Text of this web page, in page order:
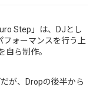
Step」は、DJとし
フォーマンスを⾏う上
ら制作。
が、Dropの後半から